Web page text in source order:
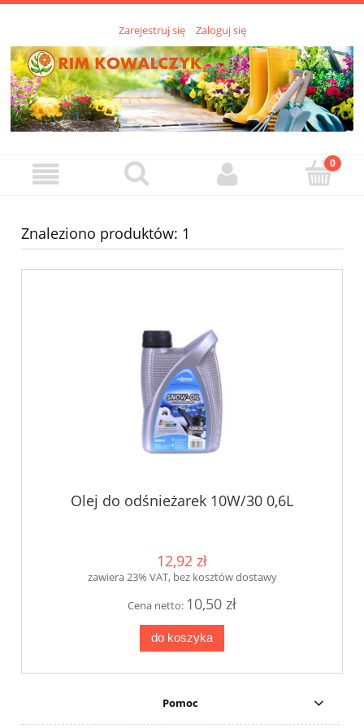
Zarejestruj się Zaloguj się
Znaleziono produktów: 1
Olej do odśnieżarek 10W/30 0,6L
12,92 zł
zawiera 23% VAT, bez kosztów dostawy
Cena netto: 10,50 zł
do koszyka
Pomoc